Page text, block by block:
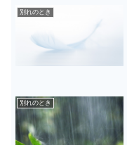
別れのとき
別れのとき